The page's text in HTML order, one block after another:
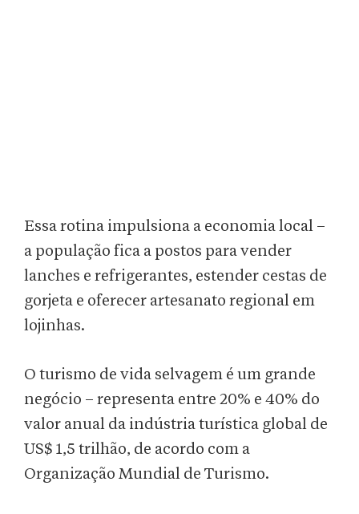
Essa rotina impulsiona a economia local –
a população fica a postos para vender
lanches e refrigerantes, estender cestas de
gorjeta e oferecer artesanato regional em
lojinhas.
O turismo de vida selvagem é um grande
negócio – representa entre 20% e 40% do
valor anual da indústria turística global de
US$ 1,5 trilhão, de acordo com a
Organização Mundial de Turismo.